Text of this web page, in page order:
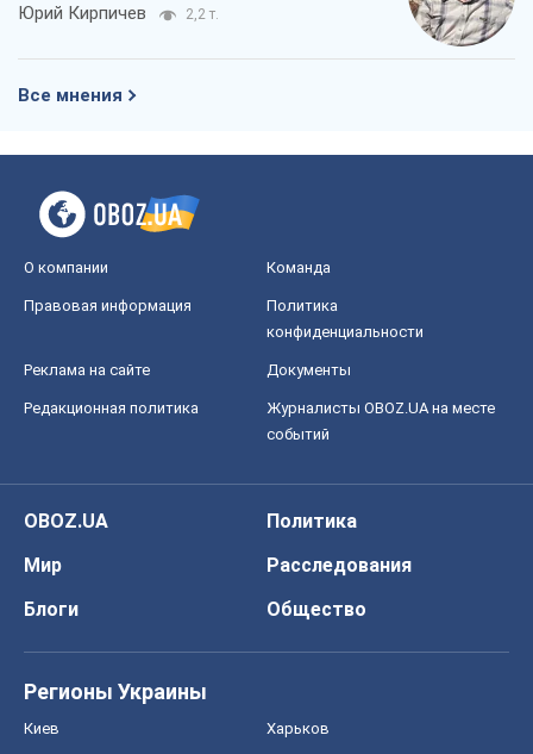
Юрий Кирпичев 2,2 т.
Все мнения
О компании Команда
Правовая информация
Политика
конфиденциальности
Реклама на сайте Документы
Редакционная политика
Журналисты OBOZ.UA на месте
событий
OBOZ.UA
Политика
Мир
Расследования
Блоги
Общество
Регионы Украины
Киев Харьков